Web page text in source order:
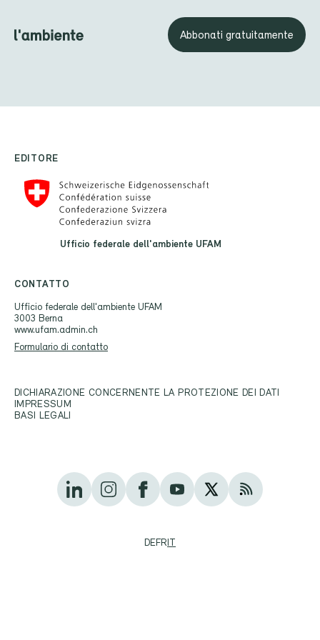
Abbonati gratuitamente
EDITORE
Ufficio federale dell'ambiente UFAM
CONTATTO
Ufficio federale dell'ambiente UFAM
3003 Berna
www.ufam.admin.ch
Formulario di contatto
DICHIARAZIONE CONCERNENTE LA PROTEZIONE DEI DATI
IMPRESSUM
BASI LEGALI
DEFRIT